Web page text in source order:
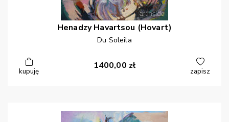
Henadzy Havartsou (Hovart)
Du Soleila
kupuję
1400,00 zł
zapisz